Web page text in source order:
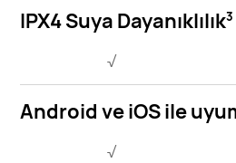
IPX4 Suya Dayanıklılık3
√
Android ve iOS ile
√